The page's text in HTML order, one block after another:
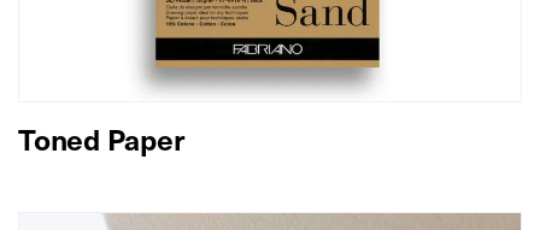
Toned Paper